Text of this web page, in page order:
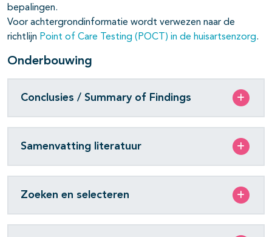
bepalingen.
Voor achtergrondinformatie wordt verwezen naar de
richtlijn Point of Care Testing (POCT) in de huisartsenzorg.
Onderbouwing
Conclusies / Summary of Findings
Samenvatting literatuur
Zoeken en selecteren